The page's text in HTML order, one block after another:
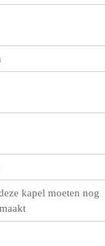
kapel moeten nog